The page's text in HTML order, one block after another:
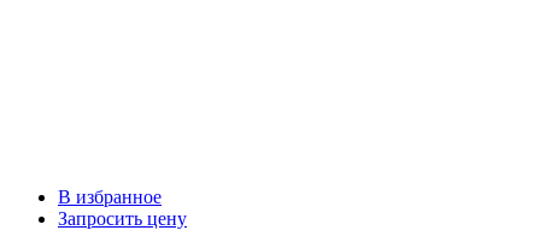
В избранное
Запросить цену